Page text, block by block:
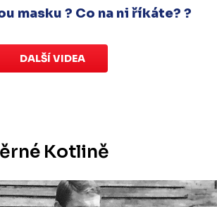
masku ? Co na ni říkáte? ?
DALŠÍ VIDEA
Kotlině